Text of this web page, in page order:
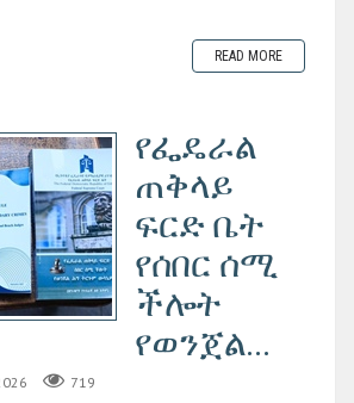
READ MORE
የፌዴራል
ጠቅላይ
ፍርድ ቤት
የሰበር ሰሚ
ችሎት
የወንጀል...
719